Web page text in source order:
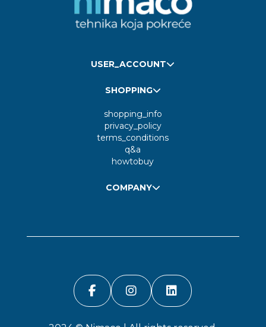
USER_ACCOUNT
SHOPPING
shopping_info
privacy_policy
terms_conditions
q&a
howtobuy
COMPANY